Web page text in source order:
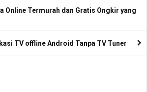
Online Termurah dan Gratis Ongkir yang
TV offline Android Tanpa TV Tuner